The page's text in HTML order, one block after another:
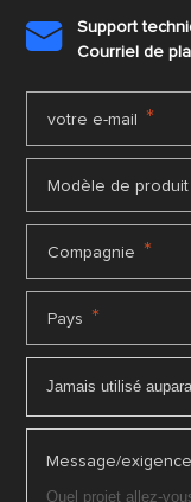

Support
Courriel de
votre e-mail *
Modèle de produit
Compagnie *
Pays *
Message/